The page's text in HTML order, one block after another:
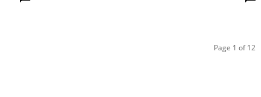
Page 1 of 12